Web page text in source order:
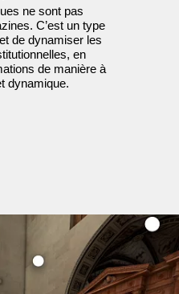
ne sont pas
C’est un type
de dynamiser les
en
de manière à
dynamique.